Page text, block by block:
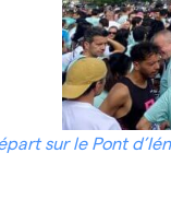
sur le Pont